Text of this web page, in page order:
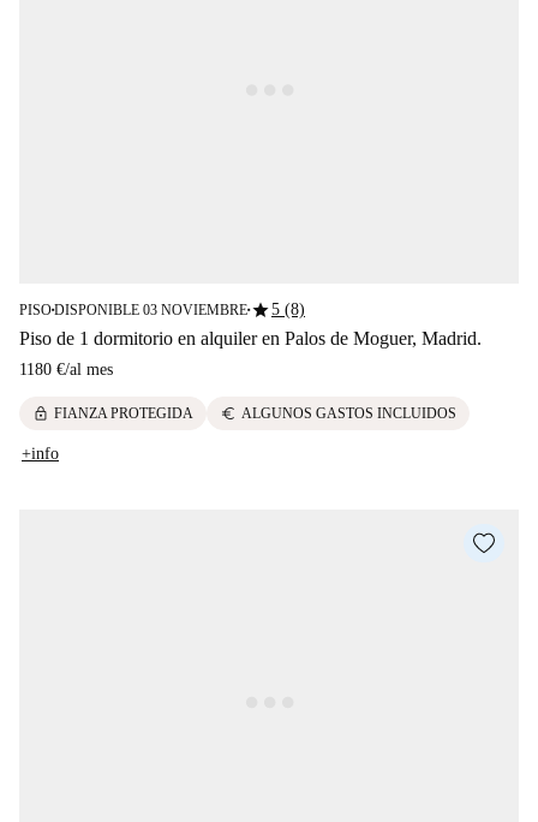
PISO■DISPONIBLE 03 NOVIEMBRE■star5 (8)
Piso de 1 dormitorio en alquiler en Palos de Moguer, Madrid.
1180 €/al mes
lock FIANZA PROTEGIDA euro ALGUNOS GASTOS INCLUIDOS
+info